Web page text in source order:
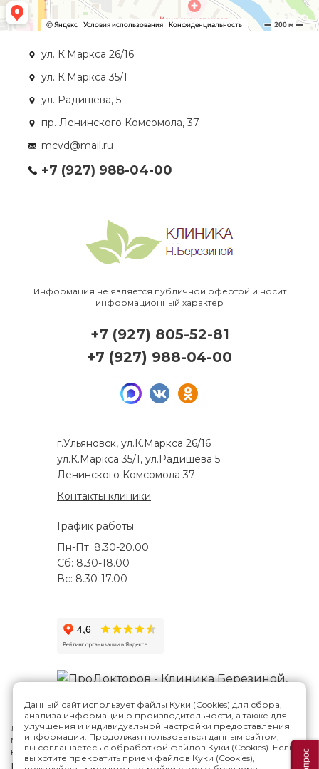
ул. К.Маркса 26/16
ул. К.Маркса 35/1
ул. Радищева, 5
пр. Ленинского Комсомола, 37
mcvd@mail.ru
+7 (927) 988-04-00
Информация не является публичной офертой и носит
информационный характер
г.Ульяновск, ул.К.Маркса 26/16
ул.К.Маркса 35/1, ул.Радищева 5
Ленинского Комсомола 37
Контакты клиники
График работы:
Пн-Пт: 8.30-20.00
Сб: 8.30-18.00
Вс: 8.30-17.00
+7 (927) 805-52-81
+7 (927) 988-04-00
Лицензия №Л041-01188-73/00287807
Многопрофильная клиника Н.Березиной в Ульяновске © 2026
Карта сайта
Данный сайт использует файлы Куки (Cookies) для сбора,
анализа информации о производительности, а также для
улучшения и индивидуальной настройки предоставления
информации. Продолжая пользоваться данным сайтом,
вы соглашаетесь с обработкой файлов Куки (Cookies). Если
вы хотите прекратить прием файлов Куки (Cookies),